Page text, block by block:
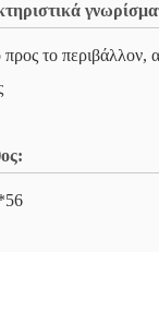
προς το περιβάλλον,